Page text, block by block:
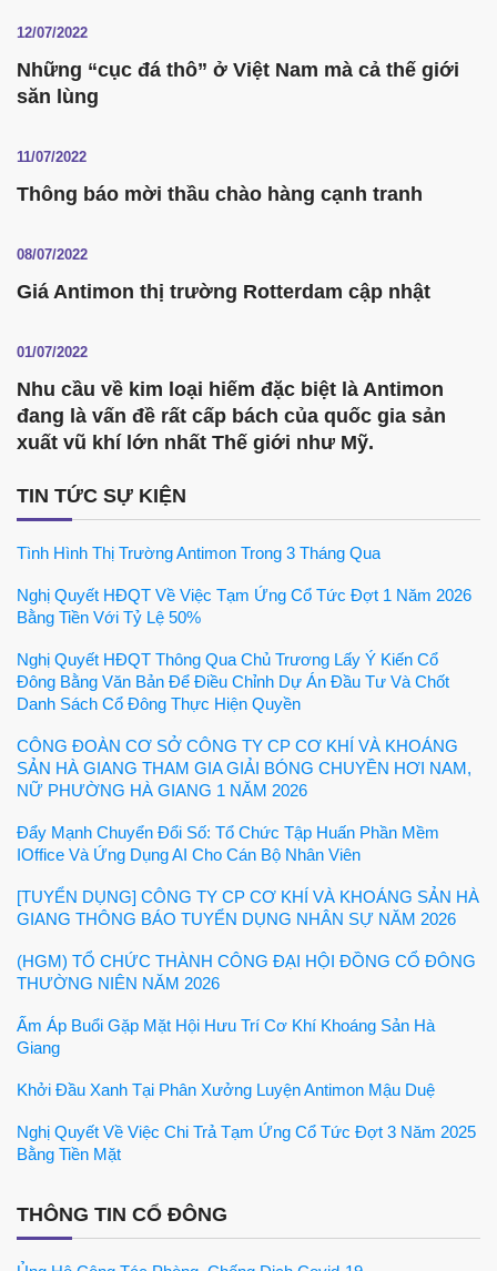
12/07/2022
Những “cục đá thô” ở Việt Nam mà cả thế giới
săn lùng
11/07/2022
Thông báo mời thầu chào hàng cạnh tranh
08/07/2022
Giá Antimon thị trường Rotterdam cập nhật
01/07/2022
Nhu cầu về kim loại hiếm đặc biệt là Antimon
đang là vấn đề rất cấp bách của quốc gia sản
xuất vũ khí lớn nhất Thế giới như Mỹ.
TIN TỨC SỰ KIỆN
Tình Hình Thị Trường Antimon Trong 3 Tháng Qua
Nghị Quyết HĐQT Về Việc Tạm Ứng Cổ Tức Đợt 1 Năm 2026
Bằng Tiền Với Tỷ Lệ 50%
Nghị Quyết HĐQT Thông Qua Chủ Trương Lấy Ý Kiến Cổ
Đông Bằng Văn Bản Để Điều Chỉnh Dự Án Đầu Tư Và Chốt
Danh Sách Cổ Đông Thực Hiện Quyền
CÔNG ĐOÀN CƠ SỞ CÔNG TY CP CƠ KHÍ VÀ KHOÁNG
SẢN HÀ GIANG THAM GIA GIẢI BÓNG CHUYỀN HƠI NAM,
NỮ PHƯỜNG HÀ GIANG 1 NĂM 2026
Đẩy Mạnh Chuyển Đổi Số: Tổ Chức Tập Huấn Phần Mềm
IOffice Và Ứng Dụng AI Cho Cán Bộ Nhân Viên
[TUYỂN DỤNG] CÔNG TY CP CƠ KHÍ VÀ KHOÁNG SẢN HÀ
GIANG THÔNG BÁO TUYỂN DỤNG NHÂN SỰ NĂM 2026
(HGM) TỔ CHỨC THÀNH CÔNG ĐẠI HỘI ĐỒNG CỔ ĐÔNG
THƯỜNG NIÊN NĂM 2026
Ấm Áp Buổi Gặp Mặt Hội Hưu Trí Cơ Khí Khoáng Sản Hà
Giang
Khởi Đầu Xanh Tại Phân Xưởng Luyện Antimon Mậu Duệ
Nghị Quyết Về Việc Chi Trả Tạm Ứng Cổ Tức Đợt 3 Năm 2025
Bằng Tiền Mặt
THÔNG TIN CỔ ĐÔNG